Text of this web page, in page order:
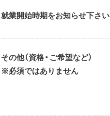
就業開始時期をお知らせ下さい
その他（資格・ご希望など）
※必須ではありません